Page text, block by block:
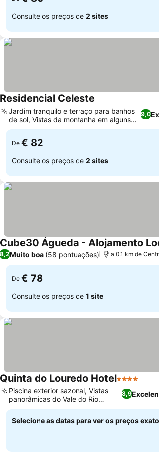
Consulte os preços de 2 sites
Residencial Celeste
9,0
Jardim tranquilo e terraço para banhos
de sol, Vistas da montanha em alguns
quartos
De € 82
Consulte os preços de 2 sites
Cube30 Águeda - Alojamento
8,2Muito boa (58 pontuações) a 0.1 km de
De € 78
Consulte os preços de 1 site
Quinta do Louredo Hotel4 Estrelas
8,9
Piscina exterior sazonal, Vistas
panorâmicas do Vale do Rio
Cértima
Selecione as datas para ver os preços